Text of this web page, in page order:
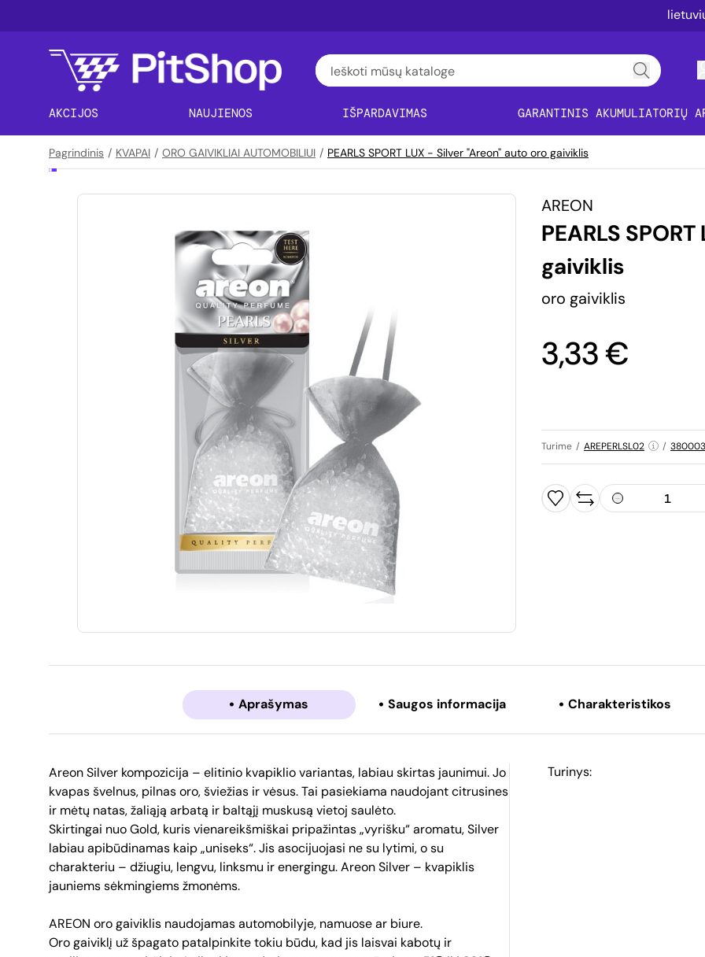
AKCIJOS NAUJIENOS IŠPARDAVIMAS GARANTINIS AKUMULIATORIŲ
Pagrindinis / KVAPAI / ORO GAIVIKLIAI AUTOMOBILIUI / PEARLS SPORT LUX - Silver "Areon" auto oro gaiviklis
AREON
PEARLS
gaiviklis
oro gaiviklis
3,33 €
Turime / AREPERLSL02 /
Aprašymas Saugos informacija Charakteristikos
Areon Silver kompozicija – elitinio kvapiklio variantas, labiau skirtas jaunimui. Jo
kvapas švelnus, pilnas oro, šviežias ir vėsus. Tai pasiekiama naudojant citrusines
ir mėtų natas, žaliąją arbatą ir baltąjį muskusą vietoj saulėto.
Skirtingai nuo Gold, kuris vienareikšmiškai pripažintas „vyrišku“ aromatu, Silver
labiau apibūdinamas kaip „uniseks“. Jis asocijuojasi ne su lytimi, o su
charakteriu – džiugiu, lengvu, linksmu ir energingu. Areon Silver – kvapiklis
jauniems sėkmingiems žmonėms.
AREON oro gaiviklis naudojamas automobilyje, namuose ar biure.
Oro gaiviklį už špagato patalpinkite tokiu būdu, kad jis laisvai kabotų ir
Turinys: